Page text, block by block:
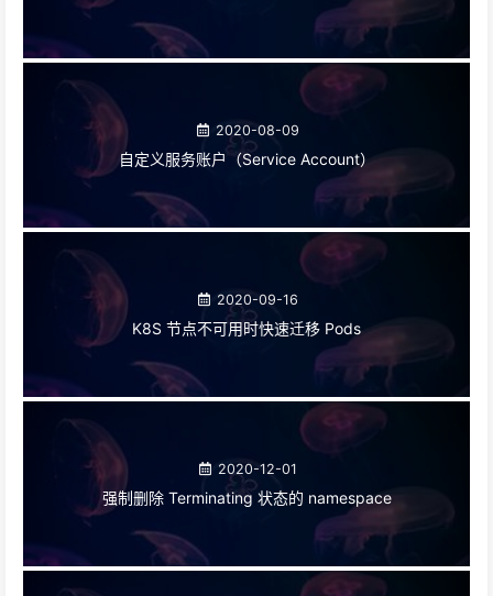
2020-08-09
自定义服务账户（Service Account）
2020-09-16
K8S 节点不可用时快速迁移 Pods
2020-12-01
强制删除 Terminating 状态的 namespace